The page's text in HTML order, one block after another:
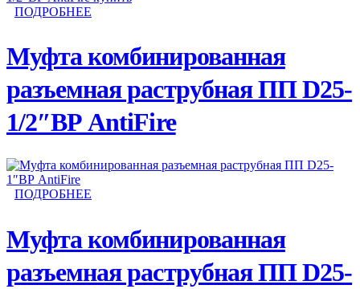
ПОДРОБНЕЕ
Муфта комбинированная
разъемная раструбная ПП D25-
1/2″ВР AntiFire
ПОДРОБНЕЕ
Муфта комбинированная
разъемная раструбная ПП D25-